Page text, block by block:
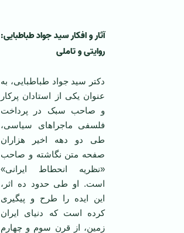
آثار و افکار سید جواد طباطبایی:
روایتی و تاملی
دکتر سید جواد طباطبایی، به
عنوان یکی از استادان پرکار
و صاحب سبک در پرداخت
فلسفی ماجراهای سیاسی،
طی دو دهه اخیر هزاران
صفحه متن نگاشته و صاحب
«نظریه انحطاط ایرانی»
است. او طی حدود ده اثر،
این ایده را طرح و پیگیری
کرده است که دنیای ایران
زمین، از قرن سوم و چهارم